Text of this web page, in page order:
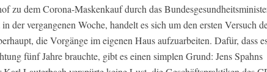
zu dem Corona-Maskenkauf durch das
der vergangenen Woche, handelt es sich um den ersten Versuch
die Vorgänge im eigenen Haus aufzuarbeiten. Dafür, dass
fünf Jahre brauchte, gibt es einen simplen Grund: Jens Spahns